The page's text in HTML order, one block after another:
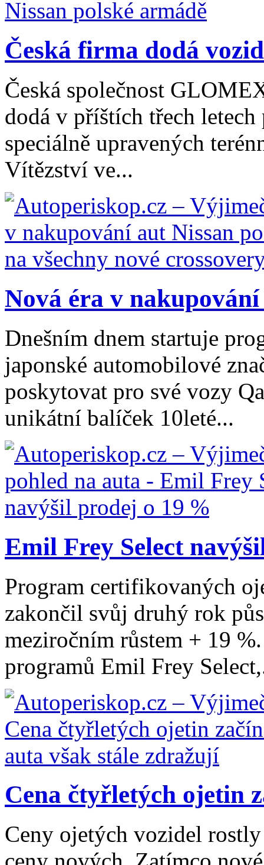
Česká firma dodá
Česká společnost
dodá v příštích třech
speciálně upravených
Vítězství ve...
Nová éra v
Dnešním dnem startuje
japonské automobilové
poskytovat pro své vozy
unikátní balíček 10leté...
Emil Frey Select
Program certifikovaných
zakončil svůj druhý rok
meziročním růstem + 19
programů Emil Frey
Cena čtyřletých ojetin
Ceny ojetých vozidel